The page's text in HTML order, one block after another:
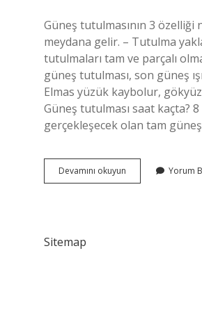
Güneş tutulmasının 3
meydana gelir. – Tutulma
tutulmaları tam ve parçalı
güneş tutulması, son güneş
Elmas yüzük kaybolur,
Güneş tutulması saat kaçta?
gerçekleşecek olan tam
Devamını okuyun
Tutulması
Yorum
Sitemap